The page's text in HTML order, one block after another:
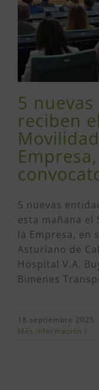
5
reciben
5 nuevas
esta mañana el
la Empresa, en
Asturiano de
Hospital V.A.
Bimenes
18 septiembre 2025
Más información